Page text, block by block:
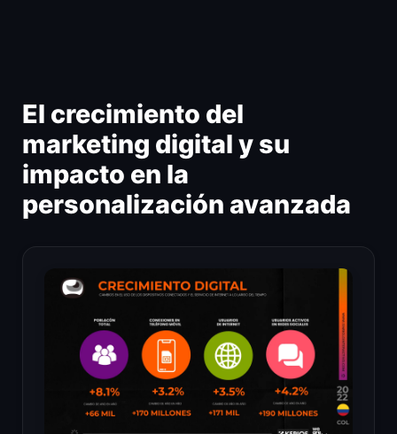
El crecimiento del
marketing digital y su
impacto en la
personalización avanzada